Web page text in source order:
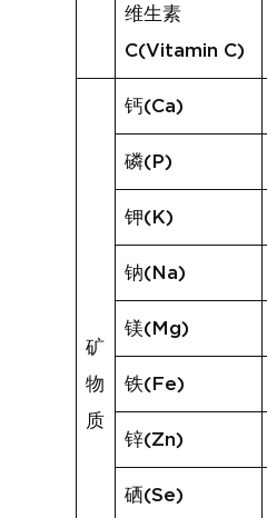
维生素
C(Vitamin C)
矿
物
质
钙(Ca)
磷(P)
钾(K)
钠(Na)
镁(Mg)
铁(Fe)
锌(Zn)
硒(Se)